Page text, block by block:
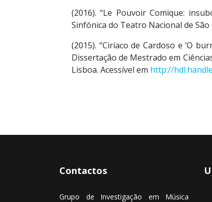
(2016). “Le Pouvoir Comique:
Sinfónica do Teatro Nacional de
(2015). “Ciríaco de Cardoso e ‘O
Dissertação de Mestrado em
Lisboa. Acessível em http://
Contactos
Grupo de Investigação em Música